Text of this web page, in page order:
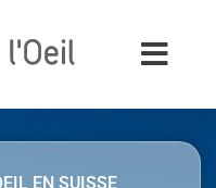
EN SUISSE